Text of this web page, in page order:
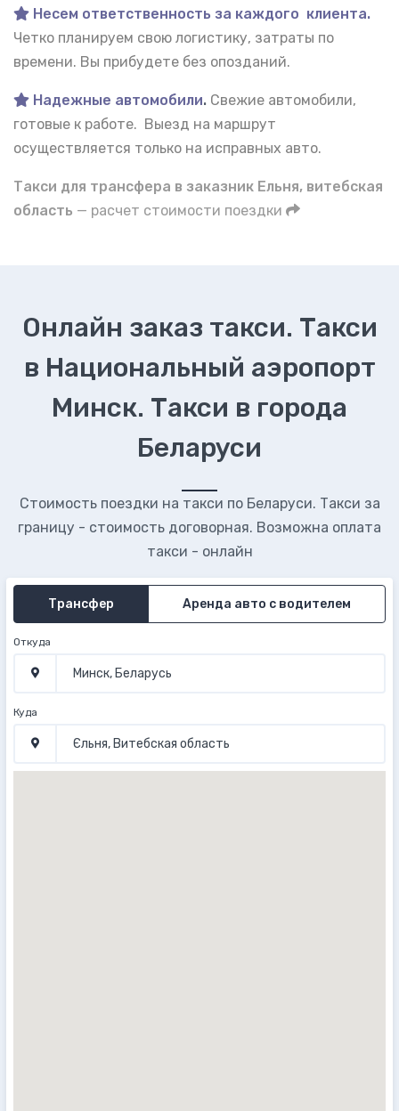
Несем ответственность за каждого клиента.
Четко планируем свою логистику, затраты по
времени. Вы прибудете без опозданий.
Надежные автомобили. Свежие автомобили,
готовые к работе. Выезд на маршрут
осуществляется только на исправных авто.
Такси для трансфера в заказник Ельня, витебская
область — расчет стоимости поездки
Онлайн заказ такси. Такси
в Национальный аэропорт
Минск. Такси в города
Беларуси
Стоимость поездки на такси по Беларуси. Такси за
границу - стоимость договорная. Возможна оплата
такси - онлайн
Трансфер Аренда авто с водителем
Откуда
Куда